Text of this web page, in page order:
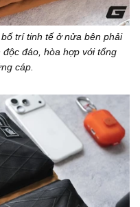
trí tinh tế ở nửa bên phải
đáo, hòa hợp với tổng
cáp.